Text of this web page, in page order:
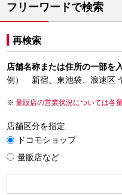
フリーワードで検索
再検索
店舗名称または住所の一部を
例） 新宿、東池袋、浪速区
量販店の営業状況については各
店舗区分を指定
ドコモショップ
量販店など